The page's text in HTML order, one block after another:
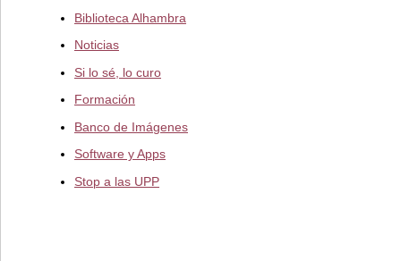
Biblioteca Alhambra
Noticias
Si lo sé, lo curo
Formación
Banco de Imágenes
Software y Apps
Stop a las UPP